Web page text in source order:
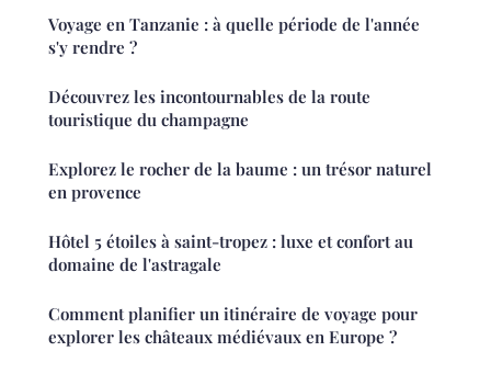
Voyage en Tanzanie : à quelle période de l'année
s'y rendre ?
Découvrez les incontournables de la route
touristique du champagne
Explorez le rocher de la baume : un trésor naturel
en provence
Hôtel 5 étoiles à saint-tropez : luxe et confort au
domaine de l'astragale
Comment planifier un itinéraire de voyage pour
explorer les châteaux médiévaux en Europe ?